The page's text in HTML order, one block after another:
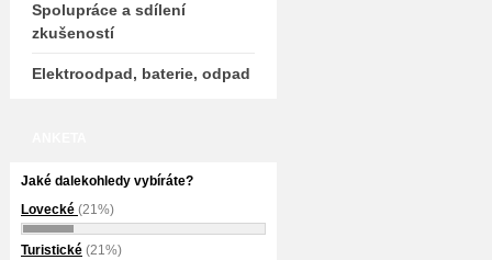
Spolupráce a sdílení
zkušeností
Elektroodpad, baterie, odpad
Jaké dalekohledy vybíráte?
Lovecké (21%)
Turistické (21%)